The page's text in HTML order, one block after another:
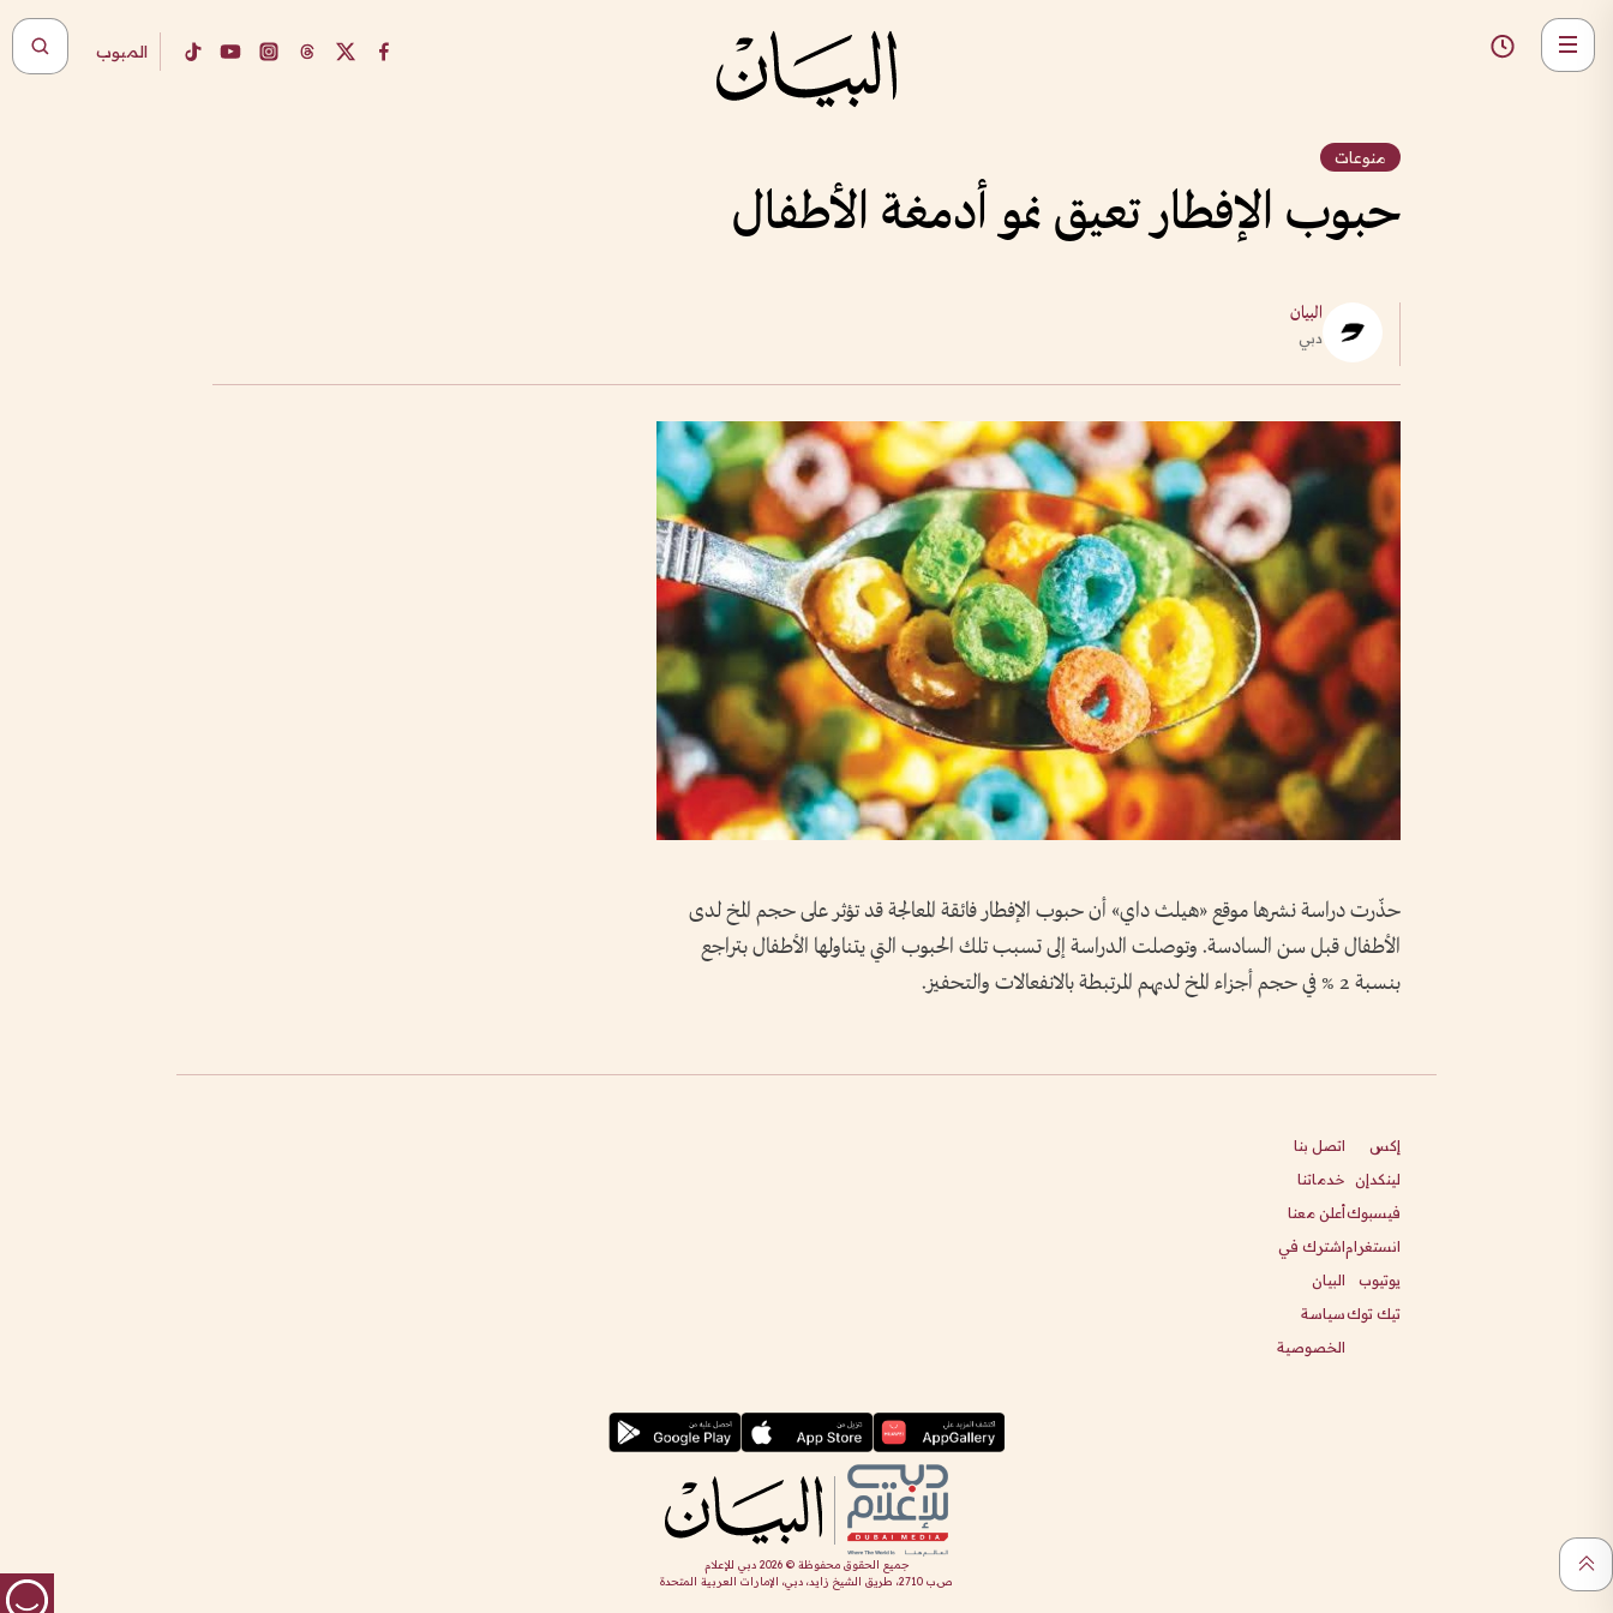
المبوب
منوعات
حبوب الإفطار تعيق نمو أدمغة الأطفال
البيان
دبي
حذّرت دراسة نشرها موقع «هيلث داي» أن حبوب الإفطار فائقة المعالجة قد تؤثر على حجم المخ لدى
الأطفال قبل سن السادسة. وتوصلت الدراسة إلى تسبب تلك الحبوب التي يتناولها الأطفال بتراجع
بنسبة 2 % في حجم أجزاء المخ لديهم المرتبطة بالانفعالات والتحفيز.
إكس
لينكدإن
فيسبوك
انستغرام
يوتيوب
تيك توك
اتصل بنا
خدماتنا
أعلن معنا
اشترك في
البيان
سياسة
الخصوصية
جميع الحقوق محفوظة ©2026 دبي للإعلام
ص.ب 2710، طريق الشيخ زايد، دبي، الإمارات العربية المتحدة